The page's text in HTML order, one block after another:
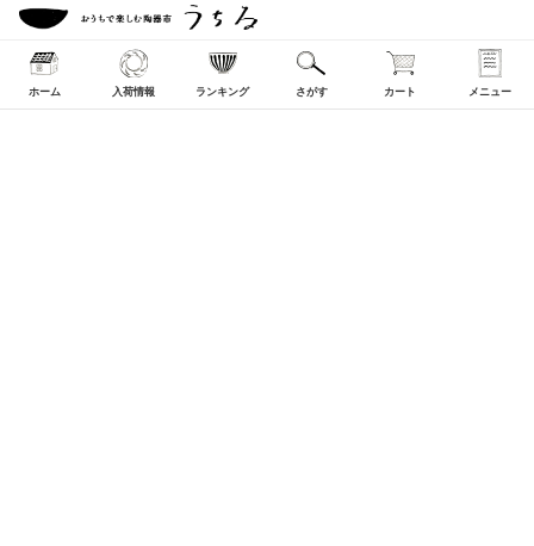
ホーム 入荷情報 ランキング さがす カート メニュー